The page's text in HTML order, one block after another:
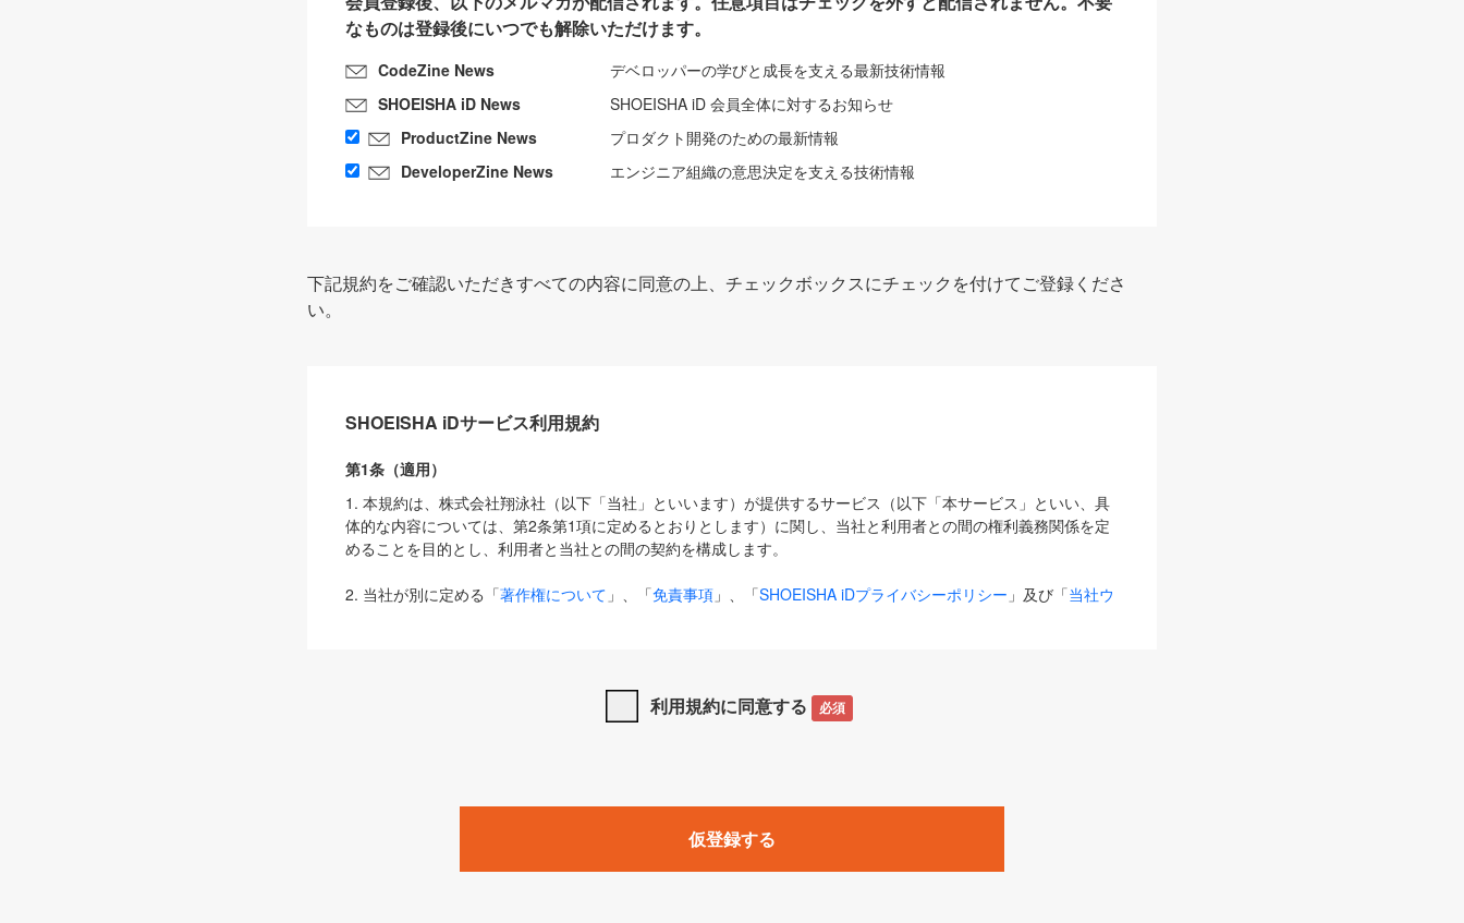
なものは登録後にいつでも解除いただけます。
CodeZine News
デベロッパーの学びと成長を支える最新技術情報
SHOEISHA iD News
SHOEISHA iD 会員全体に対するお知らせ
ProductZine News
プロダクト開発のための最新情報
DeveloperZine News
エンジニア組織の意思決定を支える技術情報
下記規約をご確認いただきすべての内容に同意の上、チェックボックスにチェックを付けてご登録くださ
い。
SHOEISHA iDサービス利用規約
第1条（適用）
1. 本規約は、株式会社翔泳社（以下「当社」といいます）が提供するサービス（以下「本サービス」といい、具
体的な内容については、第2条第1項に定めるとおりとします）に関し、当社と利用者との間の権利義務関係を定
めることを目的とし、利用者と当社との間の契約を構成します。
2. 当社が別に定める「著作権について 」、「免責事項 」、「SHOEISHA iDプライバシーポリシー 」及び「当社ウ
は、本規約の規定が優先して適用されるものとします。
1. 「本サービス」とは、当社が提供する以下のサービス（名称や内容が変更された場合、変更後のサービスを含
みます）及びこれらサービスに関連して当社が実施するイベントやキャンペーンをいいます。
「SEBook」「SEShop」「CodeZine」「MarkeZine」「EnterpriseZine」「ECzine」「Biz/Zine」「HRzine」
利用規約に同意する 必須
仮登録する